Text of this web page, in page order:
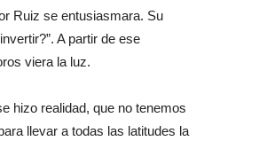
Ruiz se entusiasmara. Su
A partir de ese
viera la luz.
hizo realidad, que no tenemos
llevar a todas las latitudes la